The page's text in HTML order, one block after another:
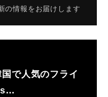
の情報をお届けします
国で人気のフライ